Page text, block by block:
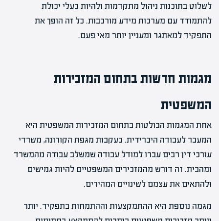
לשלוט בתוכנות ניהול מתקדמות ולהיות בעלי יכולת
להתמודד עם מערכות מידע מורכבות. כל זה הופך את
התפקיד למאתגר ומעניין יותר מאי פעם.
מגמות חדשות בתחום המזכירות
המשפטית
אחת המגמות הבולטות בתחום המזכירות המשפטית היא
המעבר לעבודה היברידית. בעקבות מגפת הקורונה, משרדי
עורכי דין רבים עברו למודל עבודה שמשלב עבודה מהמשרד
ומהבית. זה דורש מהמזכירים המשפטיים להיות גמישים
ולהתאים את עצמם לשינויים המהירים.
מגמה נוספת היא ההתמקצעות וההתמחות בתפקיד. יותר